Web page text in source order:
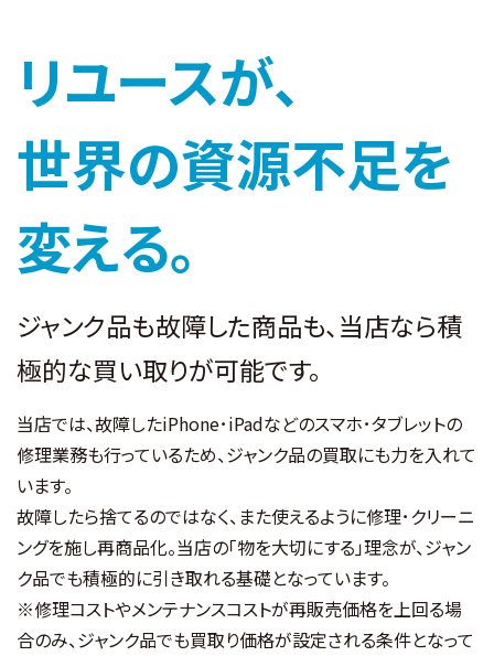
リユースが、
世界の資源不足を
変える。
ジャンク品も故障した商品も、当店なら積
極的な買い取りが可能です。
当店では、故障したiPhone･iPadなどのスマホ･タブレットの
修理業務も行っているため、ジャンク品の買取にも力を入れて
います。
故障したら捨てるのではなく、また使えるように修理･クリーニ
ングを施し再商品化。当店の「物を大切にする」理念が、ジャン
ク品でも積極的に引き取れる基礎となっています。
※修理コストやメンテナンスコストが再販売価格を上回る場
合のみ、ジャンク品でも買取り価格が設定される条件となって